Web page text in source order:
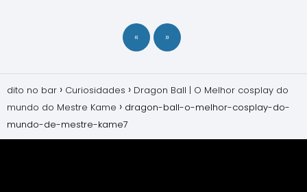
« »
dito no bar Curiosidades
Dragon Ball | O Melhor cosplay do
mundo do Mestre Kame
dragon-ball-o-melhor-cosplay-do-
mundo-de-mestre-kame7